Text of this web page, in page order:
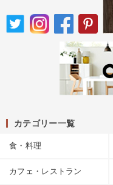
カテゴリー一覧
食・料理
カフェ・レストラン